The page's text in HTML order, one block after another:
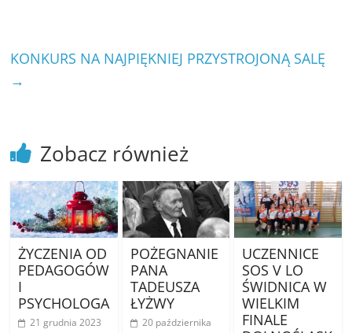
KONKURS NA NAJPIĘKNIEJ PRZYSTROJONĄ SALĘ
→
Zobacz również
ŻYCZENIA OD
PEDAGOGÓW
I
PSYCHOLOGA
21 grudnia 2023
POŻEGNANIE
PANA
TADEUSZA
ŁYŻWY
20 października
UCZENNICE
SOS V LO
ŚWIDNICA W
WIELKIM
FINALE